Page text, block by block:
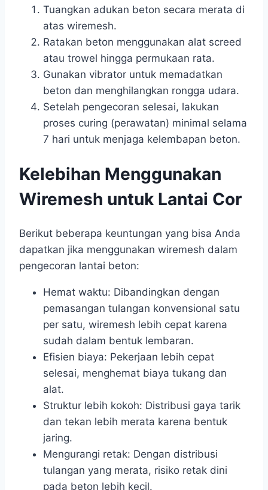
Tuangkan adukan beton secara merata di
atas wiremesh.
Ratakan beton menggunakan alat screed
atau trowel hingga permukaan rata.
Gunakan vibrator untuk memadatkan
beton dan menghilangkan rongga udara.
Setelah pengecoran selesai, lakukan
proses curing (perawatan) minimal selama
7 hari untuk menjaga kelembapan beton.
Kelebihan Menggunakan
Wiremesh untuk Lantai Cor
Berikut beberapa keuntungan yang bisa Anda
dapatkan jika menggunakan wiremesh dalam
pengecoran lantai beton:
Hemat waktu: Dibandingkan dengan
pemasangan tulangan konvensional satu
per satu, wiremesh lebih cepat karena
sudah dalam bentuk lembaran.
Efisien biaya: Pekerjaan lebih cepat
selesai, menghemat biaya tukang dan
alat.
Struktur lebih kokoh: Distribusi gaya tarik
dan tekan lebih merata karena bentuk
jaring.
Mengurangi retak: Dengan distribusi
tulangan yang merata, risiko retak dini
pada beton lebih kecil.